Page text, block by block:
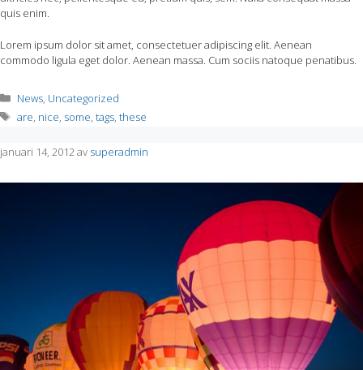
quis enim.
Lorem ipsum dolor sit amet, consectetuer adipiscing elit. Aenean
commodo ligula eget dolor. Aenean massa. Cum sociis natoque penatibus.
Kategorier
News, Uncategorized
Etiketter
are, nice, some, tags, these
januari 14, 2012av superadmin